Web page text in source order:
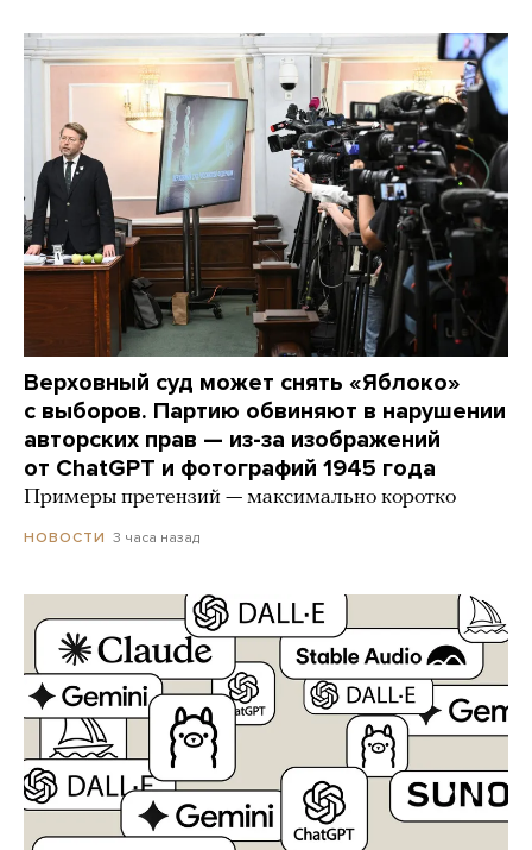
Верховный суд может снять «Яблоко»
с выборов. Партию обвиняют в нарушении
авторских прав — из-за изображений
от ChatGPT и фотографий 1945 года
Примеры претензий — максимально коротко
НОВОСТИ 3 часа назад